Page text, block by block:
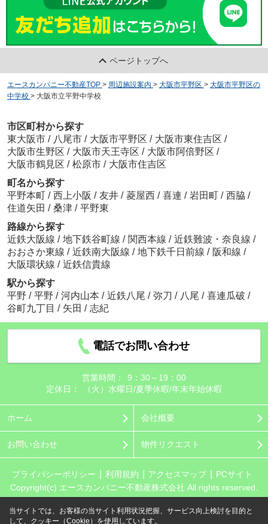
ページトップへ
エースカンパニー不動産TOP > 周辺施設案内 > 大阪市平野区 > 大阪市平野区の
中学校 > 大阪市立平野中学校
市区町村から探す
東大阪市 / 八尾市 / 大阪市平野区 / 大阪市東住吉区 /
大阪市生野区 / 大阪市天王寺区 / 大阪市阿倍野区 /
大阪市鶴見区 / 松原市 / 大阪市住吉区
町名から探す
平野本町 / 西上小阪 / 友井 / 菱屋西 / 喜連 / 岩田町 / 西脇 /
住道矢田 / 桑津 / 平野東
路線から探す
近鉄大阪線 / 地下鉄谷町線 / 関西本線 / 近鉄難波・奈良線 /
おおさか東線 / 近鉄南大阪線 / 地下鉄千日前線 / 阪和線 /
大阪環状線 / 近鉄信貴線
駅から探す
平野 / 平野 / 河内山本 / 近鉄八尾 / 弥刀 / 八尾 / 喜連瓜破 /
谷町九丁目 / 矢田 / 志紀
電話でお問い合わせ
営業時間：
9：30～19：00
定休日：
（火）水曜日/夏季休暇/年末年始休暇
ホーム 会社概要
お問い合わせ 物件リクエスト
プライバシーポリシー 利用規約 アクセスマップ
PCサイト
Copyright(c) エースカンパニー不動産株式会社 All rights reserved.
当サイトでは、お客様の当サイト利用状況把握、サービス向上検討を目的と
して、クッキー（Cookie）を使用しています。